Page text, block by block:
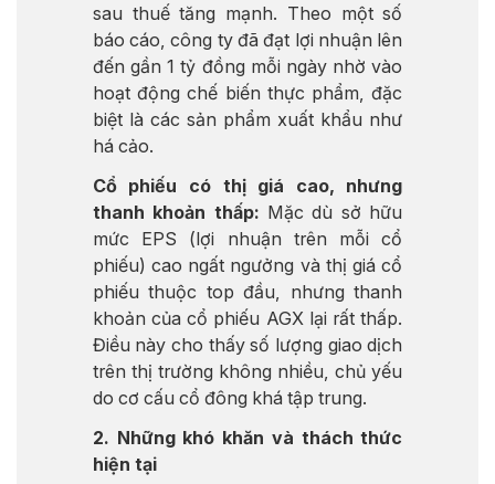
sau thuế tăng mạnh. Theo một số
báo cáo, công ty đã đạt lợi nhuận lên
đến gần 1 tỷ đồng mỗi ngày nhờ vào
hoạt động chế biến thực phẩm, đặc
biệt là các sản phẩm xuất khẩu như
há cảo.
Cổ phiếu có thị giá cao, nhưng
thanh khoản thấp: Mặc dù sở hữu
mức EPS (lợi nhuận trên mỗi cổ
phiếu) cao ngất ngưởng và thị giá cổ
phiếu thuộc top đầu, nhưng thanh
khoản của cổ phiếu AGX lại rất thấp.
Điều này cho thấy số lượng giao dịch
trên thị trường không nhiều, chủ yếu
do cơ cấu cổ đông khá tập trung.
2. Những khó khăn và thách thức
hiện tại